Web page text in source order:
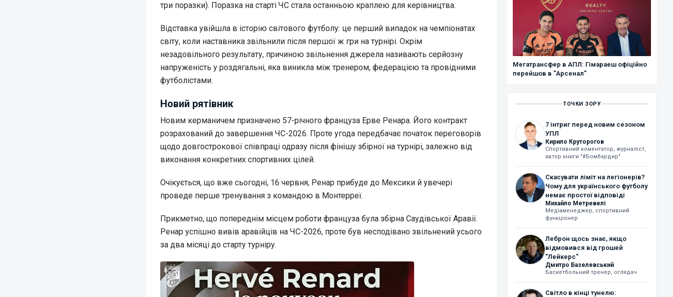
три поразки). Поразка на старті ЧС стала останньою краплею для керівництва.
Відставка увійшла в історію світового футболу: це перший випадок на чемпіонатах
світу, коли наставника звільнили після першої ж гри на турнірі. Окрім
незадовільного результату, причиною звільнення джерела називають серйозну
напруженість у роздягальні, яка виникла між тренером, федерацією та провідними
футболістами.
Новий рятівник
Новим керманичем призначено 57-річного француза Ерве Ренара. Його контракт
розрахований до завершення ЧС-2026. Проте угода передбачає початок переговорів
щодо довгострокової співпраці одразу після фінішу збірної на турнірі, залежно від
виконання конкретних спортивних цілей.
Очікується, що вже сьогодні, 16 червня, Ренар прибуде до Мексики й увечері
проведе перше тренування з командою в Монтерреї.
Прикметно, що попереднім місцем роботи француза була збірна Саудівської Аравії.
Ренар успішно вивів аравійців на ЧС-2026, проте був несподівано звільнений усього
за два місяці до старту турніру.
Мегатрансфер в АПЛ: Гімараеш офіційно
перейшов в "Арсенал"
ТОЧКИ ЗОРУ
7 інтриг перед новим сезоном
УПЛ
Кирило Круторогов
Спортивний коментатор, журналіст,
автор книги "#Бомбардир"
Скасувати ліміт на легіонерів?
Чому для українського футболу
немає простої відповіді
Михайло Метревелі
Медіаменеджер, спортивний
функціонер
Леброн щось знає, якщо
відмовився від грошей
"Лейкерс"
Дмитро Базелевський
Баскетбольний тренер, оглядач
Світло в кінці тунелю: